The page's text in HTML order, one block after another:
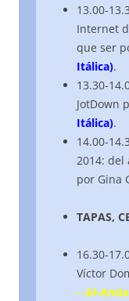
13.00-
Internet
que ser
Itálica).
13.30-
JotDown
Itálica).
14.00-
2014: del
por Gina
TAPAS,
16.30-
Víctor
– Al-